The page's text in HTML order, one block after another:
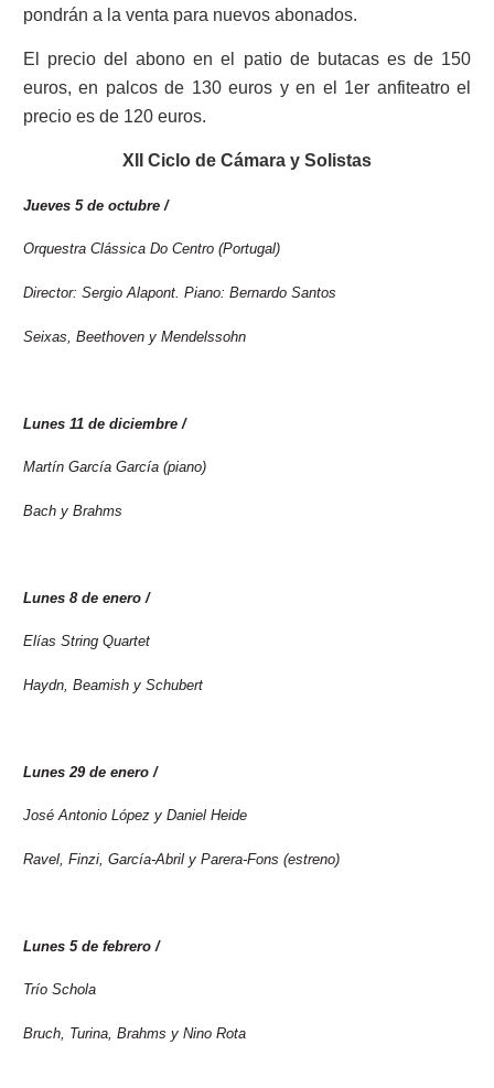
pondrán a la venta para nuevos abonados.
El precio del abono en el patio de butacas es de 150
euros, en palcos de 130 euros y en el 1er anfiteatro el
precio es de 120 euros.
XII Ciclo de Cámara y Solistas
Jueves 5 de octubre /
Orquestra Clássica Do Centro (Portugal)
Director: Sergio Alapont. Piano: Bernardo Santos
Seixas, Beethoven y Mendelssohn
Lunes 11 de diciembre /
Martín García García (piano)
Bach y Brahms
Lunes 8 de enero /
Elías String Quartet
Haydn, Beamish y Schubert
Lunes 29 de enero /
José Antonio López y Daniel Heide
Ravel, Finzi, García-Abril y Parera-Fons (estreno)
Lunes 5 de febrero /
Trío Schola
Bruch, Turina, Brahms y Nino Rota